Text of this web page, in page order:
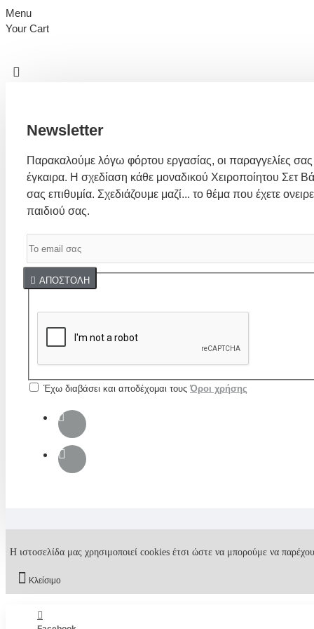
Menu
Your Cart
Newsletter
Παρακαλούμε λόγω φόρτου εργασίας, οι παραγγελίες σας
έγκαιρα. Η σχεδίαση κάθε μοναδικού Χειροποίητου Σετ
σας επιθυμία. Σχεδιάζουμε μαζί... το θέμα που έχετε
παιδιού σας.
ΑΠΟΣΤΟΛΉ
Captcha
Έχω διαβάσει και αποδέχομαι τους Όροι χρήσης
Η ιστοσελίδα μας χρησιμοποιεί cookies έτσι ώστε να μπορούμε να
Κλείσιμο